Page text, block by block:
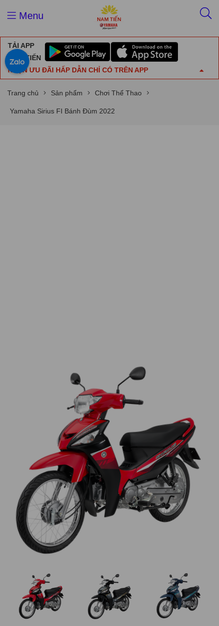
Menu
TẢI APP
NAM TIẾN
NHẬN ƯU ĐÃI HẤP DẪN CHỈ CÓ TRÊN APP
Trang chủ Sản phẩm Chơi Thể Thao
Yamaha Sirius FI Bánh Đùm 2022